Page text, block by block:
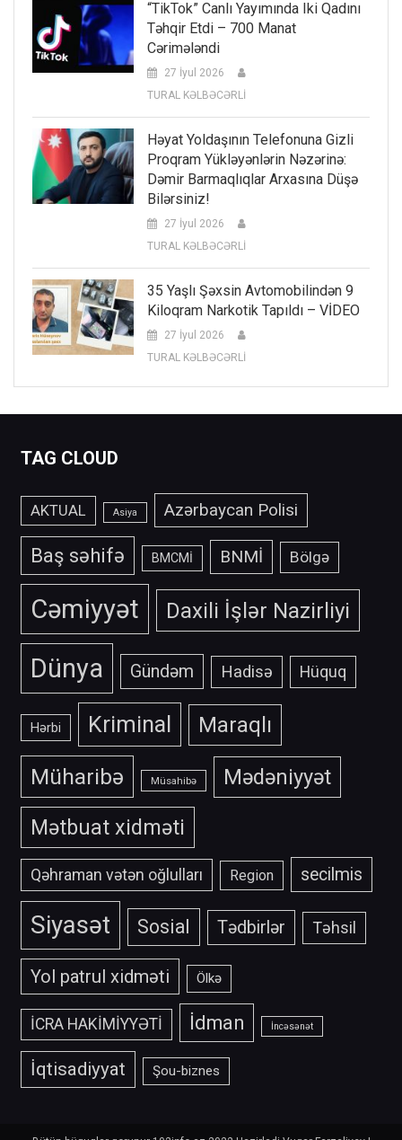
“TikTok” Canlı Yayımında Iki Qadını
Təhqir Etdi – 700 Manat
Cərimələndi
27 İyul 2026
TURAL KƏLBƏCƏRLİ
Həyat Yoldaşının Telefonuna Gizli
Proqram Yükləyənlərin Nəzərinə:
Dəmir Barmaqlıqlar Arxasına Düşə
Bilərsiniz!
27 İyul 2026
TURAL KƏLBƏCƏRLİ
35 Yaşlı Şəxsin Avtomobilindən 9
Kiloqram Narkotik Tapıldı – VİDEO
27 İyul 2026
TURAL KƏLBƏCƏRLİ
TAG CLOUD
AKTUAL Asiya Azərbaycan Polisi
Baş səhifə BMCMİ BNMİ Bölgə
Cəmiyyət Daxili İşlər Nazirliyi
Dünya Gündəm Hadisə Hüquq
Hərbi Kriminal Maraqlı
Müharibə Müsahibə
Mədəniyyət
Mətbuat xidməti
Qəhraman vətən oğlulları Region secilmis
Siyasət Sosial Tədbirlər Təhsil
Yol patrul xidməti Ölkə
İCRA HAKİMİYYƏTİ İdman İncəsənət
İqtisadiyyat Şou-biznes